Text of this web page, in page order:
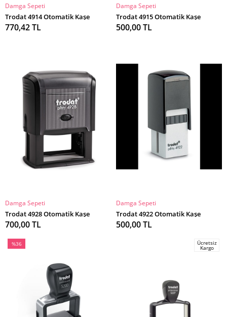
SEPETE EKLE
Damga Sepeti
Trodat 4914 Otomatik Kaşe
770,42 TL
SEPETE EKLE
Damga Sepeti
Trodat 4915 Otomatik Kaşe
500,00 TL
SEPETE EKLE
Damga Sepeti
Trodat 4928 Otomatik Kaşe
700,00 TL
SEPETE EKLE
Damga Sepeti
Trodat 4922 Otomatik Kaşe
500,00 TL
%36
Ücretsiz
Kargo